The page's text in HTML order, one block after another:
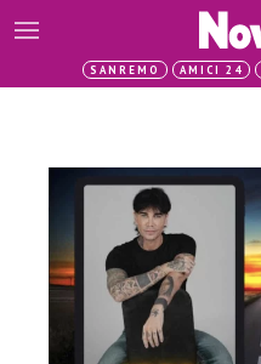
SANREMO AMICI 24